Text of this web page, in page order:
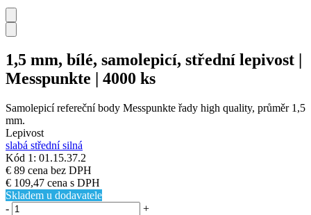
1,5 mm, bílé, samolepicí, střední lepivost |
Messpunkte | 4000 ks
Samolepicí refereční body Messpunkte řady high quality, průměr 1,5
mm.
Lepivost
slabá střední silná
Kód 1: 01.15.37.2
€ 89 cena bez DPH
€ 109,47 cena s DPH
Skladem u dodavatele
-
+